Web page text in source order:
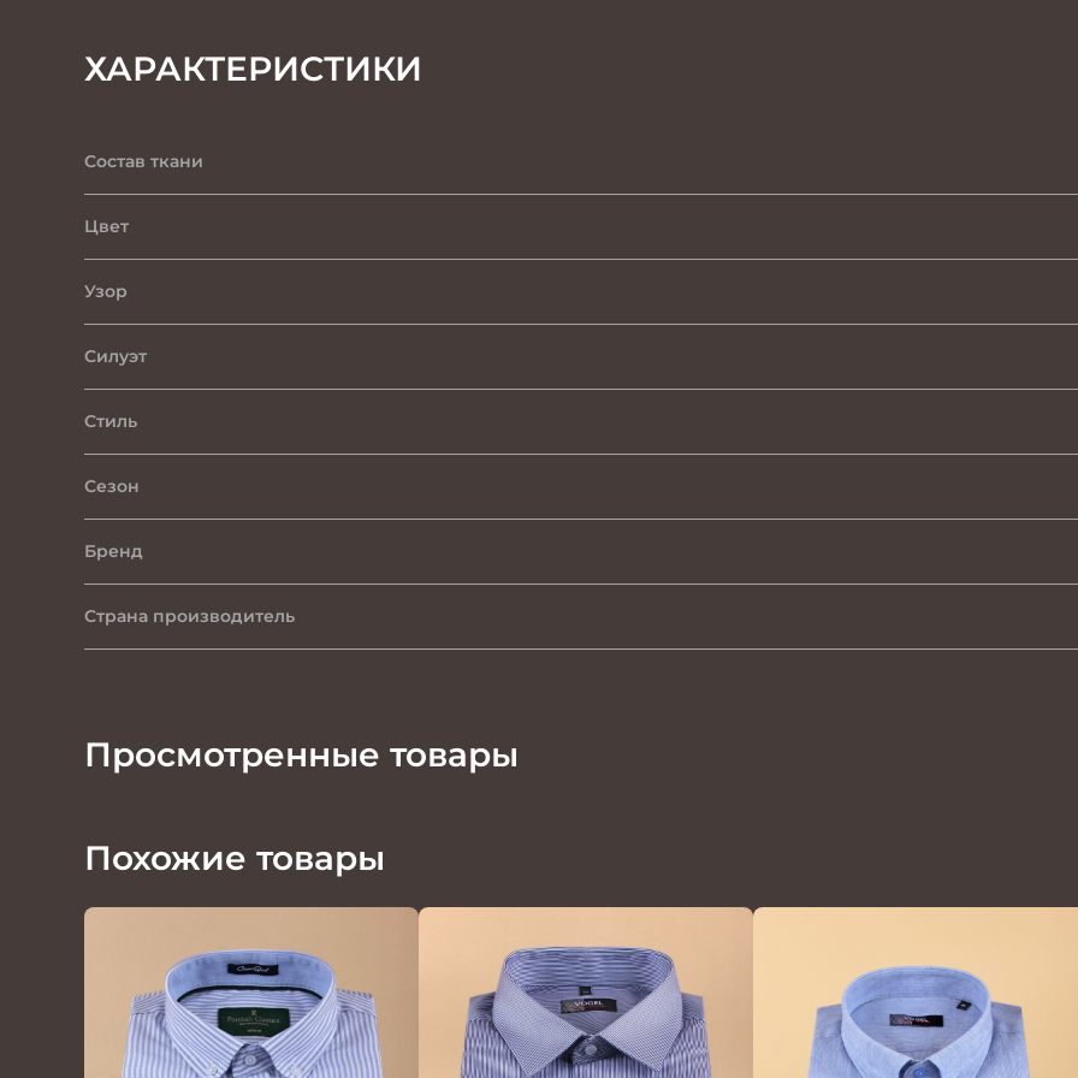
ХАРАКТЕРИСТИКИ
Состав ткани
Цвет
Узор
Силуэт
Стиль
Сезон
Бренд
Страна производитель
Просмотренные товары
Похожие товары